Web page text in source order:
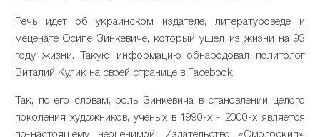
Речь идет об украинском издателе, литературоведе и
меценате Осипе Зинкевиче, который ушел из жизни на 93
году жизни. Такую информацию обнародовал политолог
Виталий Кулик на своей странице в Facebook.
Так, по его словам, роль Зинкевича в становлении целого
поколения художников, ученых в 1990-х - 2000-х является
по-настоящему неоценимой. Издательство «Смолоскип»,